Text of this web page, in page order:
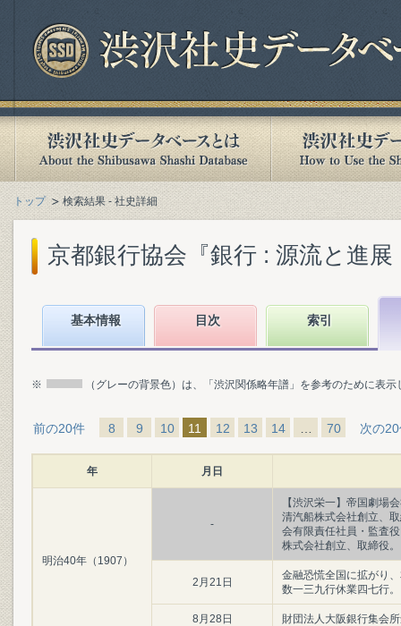
トップ 検索結果 - 社史詳細
京都銀行協会『銀行 : 源流と進
基本情報 目次 索引
※ （グレーの背景色）は、「渋沢関係略年譜」を参考のために表
前の20件 8 9 10 11 12 13 14 70 次の
年 月日
明治40年（1907）
-
【渋沢栄一】帝国劇場
清汽船株式会社創立、
会有限責任社員・監査
株式会社創立、取締役
2月21日
金融恐慌全国に拡がり
数一三九行休業四七行。
8月28日 財団法人大阪銀行集会